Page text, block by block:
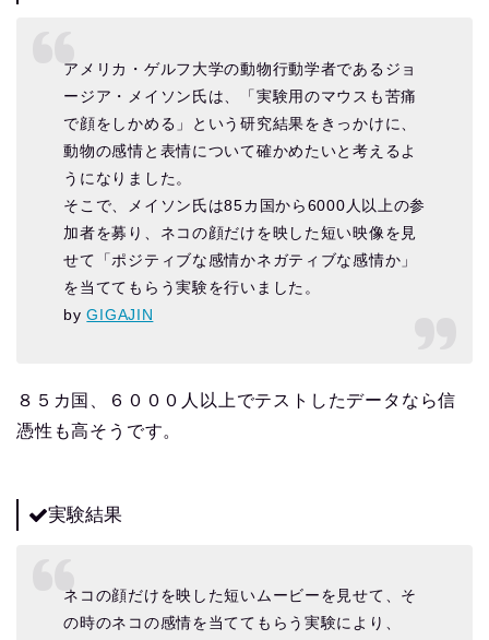
アメリカ・ゲルフ大学の動物行動学者であるジョ
ージア・メイソン氏は、「実験用のマウスも苦痛
で顔をしかめる」という研究結果をきっかけに、
動物の感情と表情について確かめたいと考えるよ
うになりました。
そこで、メイソン氏は85カ国から6000人以上の参
加者を募り、ネコの顔だけを映した短い映像を見
せて「ポジティブな感情かネガティブな感情か」
を当ててもらう実験を行いました。
byGIGAJIN
８５カ国、６０００人以上でテストしたデータなら信
憑性も高そうです。
実験結果
ネコの顔だけを映した短いムービーを見せて、そ
の時のネコの感情を当ててもらう実験により、